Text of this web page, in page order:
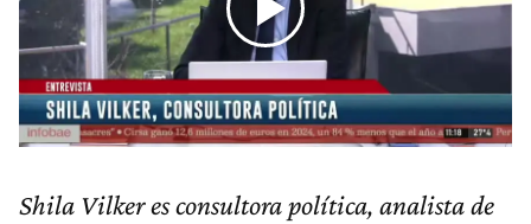
Shila Vilker es consultora política, analista de